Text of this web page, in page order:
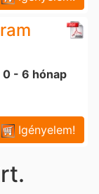
0 - 6 hónap
Igényelem!